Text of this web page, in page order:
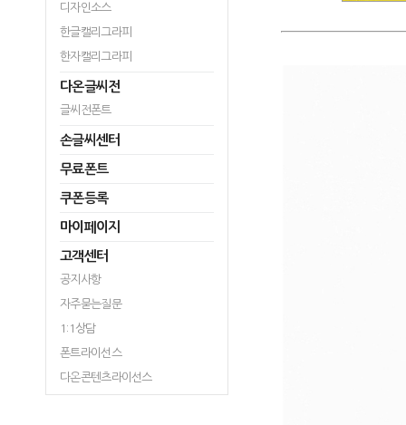
디자인소스
한글캘리그라피
한자캘리그라피
다온글씨전
글씨전폰트
손글씨센터
무료폰트
쿠폰등록
마이페이지
고객센터
공지사항
자주묻는질문
1:1상담
폰트라이선스
다온콘텐츠라이선스